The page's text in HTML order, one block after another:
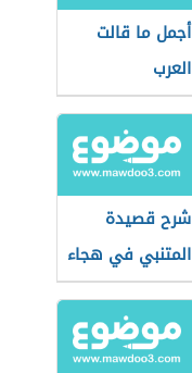
أجمل ما قالت
العرب
شرح قصيدة
المتنبي في هجاء
كافور الإخشيدي